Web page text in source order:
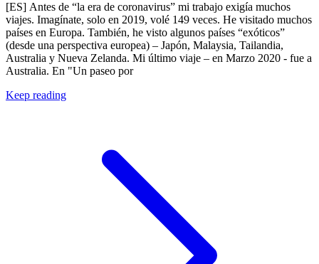
[ES] Antes de “la era de coronavirus” mi trabajo exigía muchos
viajes. Imagínate, solo en 2019, volé 149 veces. He visitado muchos
países en Europa. También, he visto algunos países “exóticos”
(desde una perspectiva europea) – Japón, Malaysia, Tailandia,
Australia y Nueva Zelanda. Mi último viaje – en Marzo 2020 - fue a
Australia. En "Un paseo por
Keep reading